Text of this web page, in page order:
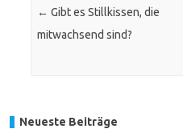
← Gibt es Stillkissen, die
mitwachsend sind?
Neueste Beiträge